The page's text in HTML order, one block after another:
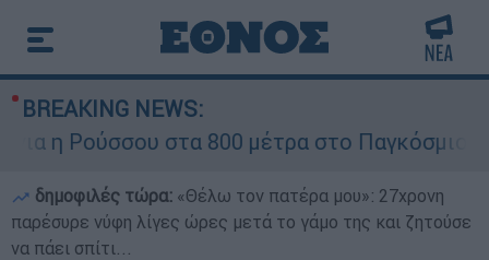
BREAKING NEWS:
η Ρούσσου στα 800 μέτρα στο Παγκόσμιο
δημοφιλές τώρα: «Θέλω τον πατέρα μου»: 27χρονη
παρέσυρε νύφη λίγες ώρες μετά το γάμο της και ζητούσε
να πάει σπίτι...